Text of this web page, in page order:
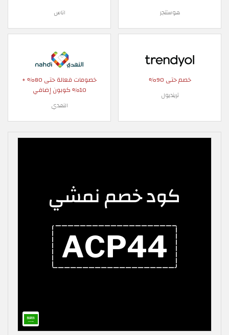
هوستنجر اناس
خصم حتى 90%
ترينديول
خصومات فعالة حتى 80% +
10% كوبون إضافي
النهدي